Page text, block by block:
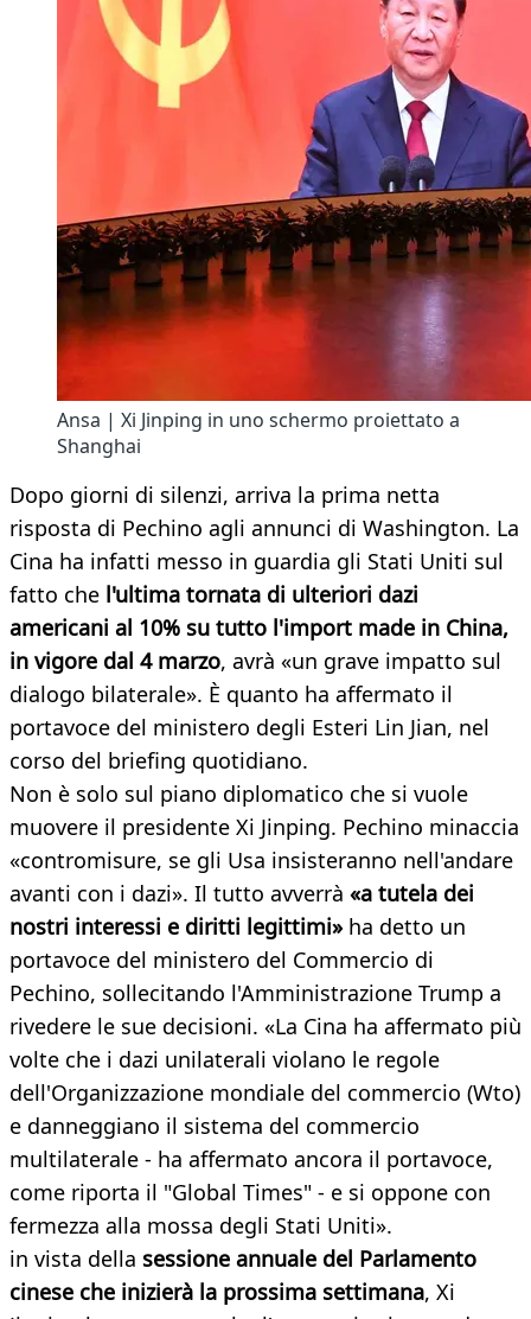
Ansa | Xi Jinping in uno schermo proiettato a
Shanghai
Dopo giorni di silenzi, arriva la prima netta
risposta di Pechino agli annunci di Washington. La
Cina ha infatti messo in guardia gli Stati Uniti sul
fatto che l'ultima tornata di ulteriori dazi
americani al 10% su tutto l'import made in China,
in vigore dal 4 marzo, avrà «un grave impatto sul
dialogo bilaterale». È quanto ha affermato il
portavoce del ministero degli Esteri Lin Jian, nel
corso del briefing quotidiano.
Non è solo sul piano diplomatico che si vuole
muovere il presidente Xi Jinping. Pechino minaccia
«contromisure, se gli Usa insisteranno nell'andare
avanti con i dazi». Il tutto avverrà «a tutela dei
nostri interessi e diritti legittimi» ha detto un
portavoce del ministero del Commercio di
Pechino, sollecitando l'Amministrazione Trump a
rivedere le sue decisioni. «La Cina ha affermato più
volte che i dazi unilaterali violano le regole
dell'Organizzazione mondiale del commercio (Wto)
e danneggiano il sistema del commercio
multilaterale - ha affermato ancora il portavoce,
come riporta il "Global Times" - e si oppone con
fermezza alla mossa degli Stati Uniti».
in vista della sessione annuale del Parlamento
cinese che inizierà la prossima settimana, Xi